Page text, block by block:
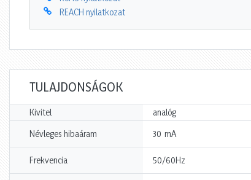
REACH nyilatkozat
TULAJDONSÁGOK
Kivitel analóg
Névleges hibaáram 30 mA
Frekvencia 50/60Hz